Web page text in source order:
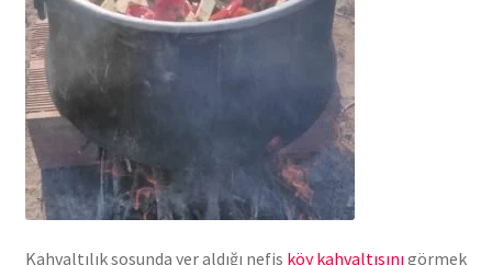
Kahvaltılık sosunda yer aldığı nefis köy kahvaltısınıgörmek